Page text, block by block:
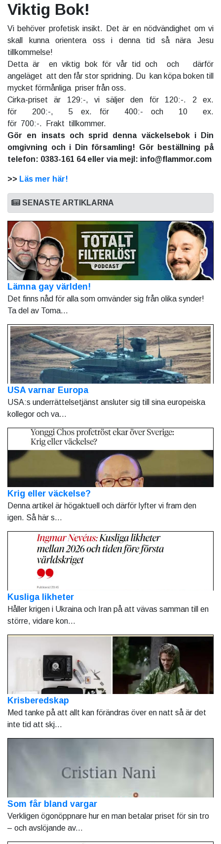
Viktig Bok!
Vi behöver profetisk insikt. Det är en nödvändighet om vi
skall kunna orientera oss i denna tid så nära Jesu
tillkommelse!
Detta är en viktig bok för vår tid och och därför
angeläget att den får stor spridning. Du kan köpa boken till
mycket förmånliga priser från oss.
Cirka-priset är 129:-, vi säljer den för 120:-. 2 ex.
för 200:-, 5 ex. för 400:- och 10 ex.
för 700:-. Frakt tillkommer.
Gör en insats och sprid denna väckelsebok i Din
omgivning och i Din församling! Gör beställning på
telefon: 0383-161 64 eller via mejl: info@flammor.com
>> Läs mer här!
SENASTE ARTIKLARNA
Lämna gay världen!
Det finns nåd för alla som omvänder sig från olika synder!
Ta del av Toma...
USA varnar Europa
USA:s underrättelsetjänst ansluter sig till sina europeiska
kollegor och va...
Krig eller väckelse?
Denna artikel är högaktuell och därför lyfter vi fram den
igen. Så här s...
Kusliga likheter
Håller krigen i Ukraina och Iran på att vävas samman till en
större, vidare kon...
Krisberedskap
Med tanke på att allt kan förändras över en natt så är det
inte tid att skj...
Som får bland vargar
Verkligen ögonöppnare hur en man betalar priset för sin tro
– och avslöjande av...